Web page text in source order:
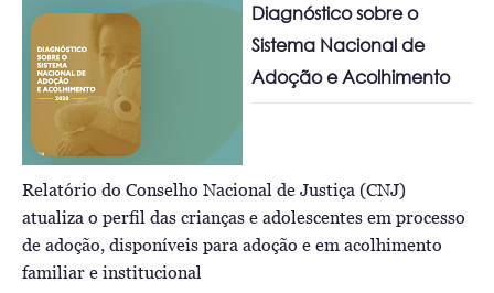
Diagnóstico sobre o
Sistema Nacional de
Adoção e Acolhimento
Relatório do Conselho Nacional de Justiça (CNJ)
atualiza o perfil das crianças e adolescentes em processo
de adoção, disponíveis para adoção e em acolhimento
familiar e institucional